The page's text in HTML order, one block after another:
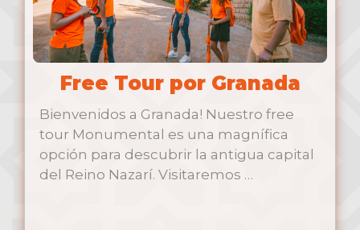
Free Tour por Granada
Bienvenidos a Granada! Nuestro free
tour Monumental es una magnífica
opción para descubrir la antigua capital
del Reino Nazarí. Visitaremos …